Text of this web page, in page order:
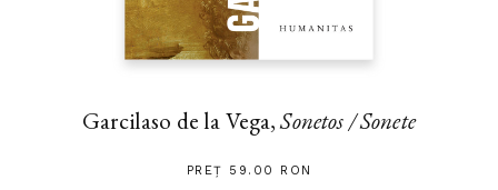
Garcilaso de la Vega,Sonetos / Sonete
PREȚ 59.00 RON